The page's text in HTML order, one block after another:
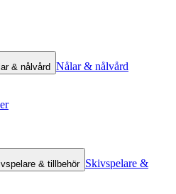
& nålvård Nålar & nålvård
& tillbehör Skivspelare &